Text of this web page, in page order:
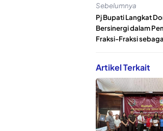
Sebelumnya
Pj Bupati Langkat
Bersinergi dalam
Fraksi-Fraksi
Artikel Terkait